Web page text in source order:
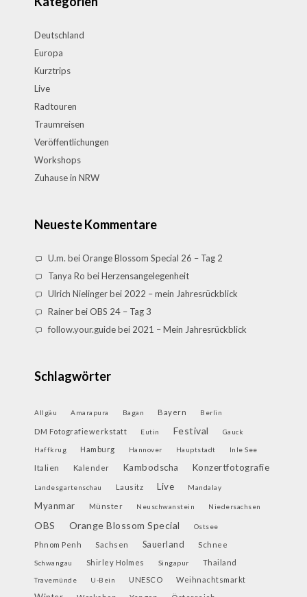
Deutschland
Europa
Kurztrips
Live
Radtouren
Traumreisen
Veröffentlichungen
Workshops
Zuhause in NRW
Neueste Kommentare
U.m. beiOrange Blossom Special 26 – Tag 2
Tanya Ro beiHerzensangelegenheit
Ulrich Nielingerbei 2022 – mein Jahresrückblick
RainerbeiOBS 24 – Tag 3
follow.your.guidebei 2021 – Mein Jahresrückblick
Schlagwörter
Allgäu Amarapura Bagan Bayern Berlin
DM Fotografiewerkstatt Eutin Festival Gauck
Haffkrug Hamburg Hannover Hauptstadt Inle See
Italien Kalender Kambodscha Konzertfotografie
Landesgartenschau Lausitz Live Mandalay
Myanmar Münster Neuschwanstein Niedersachsen
OBS Orange Blossom Special Ostsee
Phnom Penh Sachsen Sauerland Schnee
Schwangau Shirley Holmes Singapur Thailand
Travemünde U-Bein UNESCO Weihnachtsmarkt